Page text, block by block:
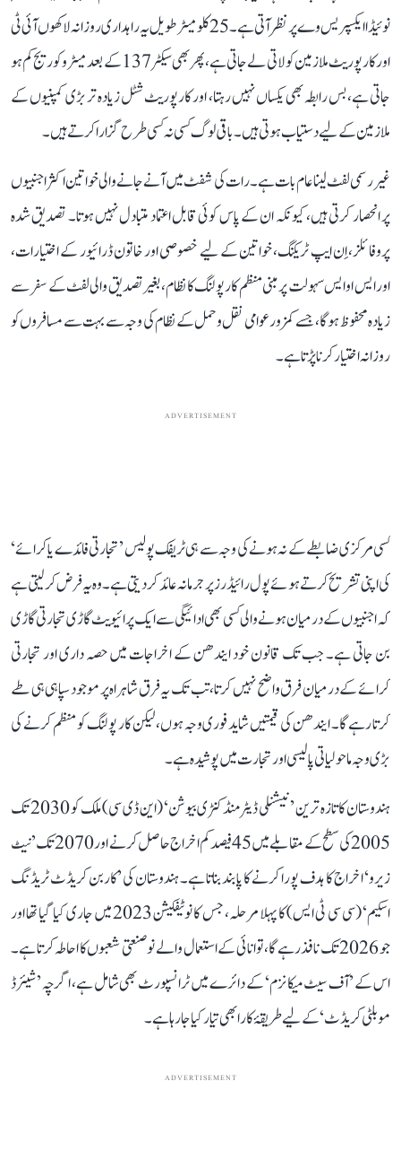
نوئیڈا ایکسپریس وے پر نظر آتی ہے۔ 25 کلومیٹر طویل یہ راہداری روزانہ لاکھوں آئی ٹی
اور کارپوریٹ ملازمین کو لاتی لے جاتی ہے، پھر بھی سیکٹر 137 کے بعد میٹرو کوریج کم ہو
جاتی ہے، بس رابطہ بھی یکساں نہیں رہتا، اور کارپوریٹ شٹل زیادہ تر بڑی کمپنیوں کے
ملازمین کے لیے دستیاب ہوتی ہیں۔ باقی لوگ کسی نہ کسی طرح گزارا کرتے ہیں۔
غیر رسمی لفٹ لینا عام بات ہے۔ رات کی شفٹ میں آنے جانے والی خواتین اکثر اجنبیوں
پر انحصار کرتی ہیں، کیونکہ ان کے پاس کوئی قابل اعتماد متبادل نہیں ہوتا۔ تصدیق شدہ
پروفائلز، اِن ایپ ٹریکنگ، خواتین کے لیے خصوصی اور خاتون ڈرائیور کے اختیارات،
اور ایس او ایس سہولت پر مبنی منظم کار پولنگ کا نظام، بغیر تصدیق والی لفٹ کے سفر سے
زیادہ محفوظ ہوگا، جسے کمزور عوامی نقل و حمل کے نظام کی وجہ سے بہت سے مسافروں کو
روزانہ اختیار کرنا پڑتا ہے۔
ADVERTISEMENT
کسی مرکزی ضابطے کے نہ ہونے کی وجہ سے ہی ٹریفک پولیس ’تجارتی فائدے یا کرائے‘
کی اپنی تشریح کرتے ہوئے پول رائیڈرز پر جرمانہ عائد کر دیتی ہے۔ وہ یہ فرض کر لیتی ہے
کہ اجنبیوں کے درمیان ہونے والی کسی بھی ادائیگی سے ایک پرائیویٹ گاڑی تجارتی گاڑی
بن جاتی ہے۔ جب تک قانون خود ایندھن کے اخراجات میں حصہ داری اور تجارتی
کرائے کے درمیان فرق واضح نہیں کرتا، تب تک یہ فرق شاہراہ پر موجود سپاہی ہی طے
کرتا رہے گا۔ ایندھن کی قیمتیں شاید فوری وجہ ہوں، لیکن کار پولنگ کو منظم کرنے کی
بڑی وجہ ماحولیاتی پالیسی اور تجارت میں پوشیدہ ہے۔
ہندوستان کا تازہ ترین ’نیشنلی ڈیٹرمنڈ کنٹری بیوشن‘ (این ڈی سی) ملک کو 2030 تک
2005 کی سطح کے مقابلے میں 45 فیصد کم اخراج حاصل کرنے اور 2070 تک ’نیٹ
زیرو‘ اخراج کا ہدف پورا کرنے کا پابند بناتا ہے۔ ہندوستان کی ’کاربن کریڈٹ ٹریڈنگ
اسکیم‘ (سی سی ٹی ایس) کا پہلا مرحلہ، جس کا نوٹیفکیشن 2023 میں جاری کیا گیا تھا اور
جو 2026 تک نافذ رہے گا، توانائی کے استعمال والے نو صنعتی شعبوں کا احاطہ کرتا ہے۔
اس کے ’آف سیٹ میکانزم‘ کے دائرے میں ٹرانسپورٹ بھی شامل ہے، اگرچہ ’شیئرڈ
موبلٹی کریڈٹ‘ کے لیے طریقۂ کار ابھی تیار کیا جا رہا ہے۔
ADVERTISEMENT